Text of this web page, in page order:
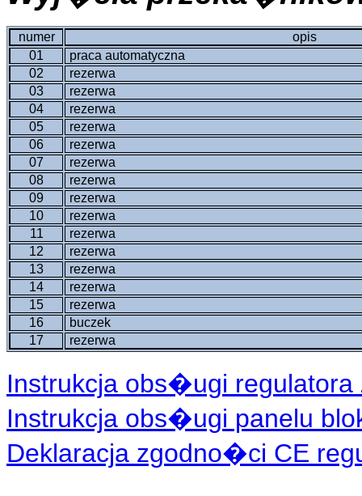
numer
opis
01
praca automatyczna
02
rezerwa
03
rezerwa
04
rezerwa
05
rezerwa
06
rezerwa
07
rezerwa
08
rezerwa
09
rezerwa
10
rezerwa
11
rezerwa
12
rezerwa
13
rezerwa
14
rezerwa
15
rezerwa
16
buczek
17
rezerwa
Instrukcja obs�ugi regulatora
Instrukcja obs�ugi panelu
Deklaracja zgodno�ci CE